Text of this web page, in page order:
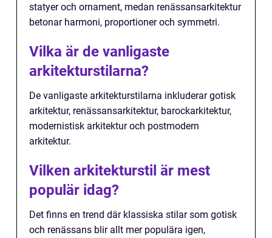
statyer och ornament, medan renässansarkitektur
betonar harmoni, proportioner och symmetri.
Vilka är de vanligaste
arkitekturstilarna?
De vanligaste arkitekturstilarna inkluderar gotisk
arkitektur, renässansarkitektur, barockarkitektur,
modernistisk arkitektur och postmodern
arkitektur.
Vilken arkitekturstil är mest
populär idag?
Det finns en trend där klassiska stilar som gotisk
och renässans blir allt mer populära igen,